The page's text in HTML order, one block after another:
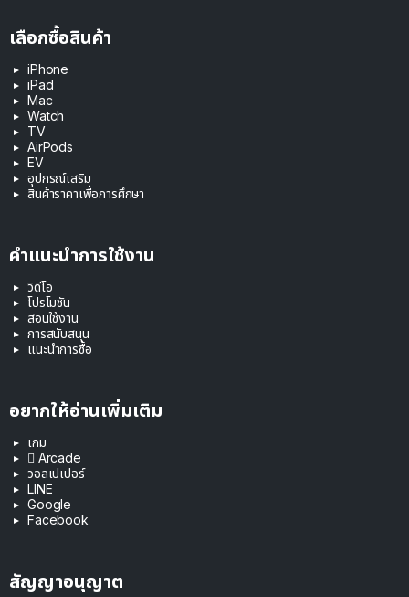
เลือกซื้อสินค้า
iPhone
iPad
Mac
Watch
TV
AirPods
EV
อุปกรณ์เสริม
สินค้าราคาเพื่อการศึกษา
คำแนะนำการใช้งาน
วิดีโอ
โปรโมชัน
สอนใช้งาน
การสนับสนุน
แนะนำการซื้อ
อยากให้อ่านเพิ่มเติม
เกม
 Arcade
วอลเปเปอร์
LINE
Google
Facebook
สัญญาอนุญาต